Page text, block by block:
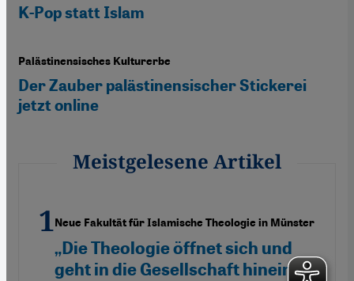
K-Pop statt Islam
Palästinensisches Kulturerbe
Der Zauber palästinensischer Stickerei
jetzt online
Meistgelesene Artikel
Neue Fakultät für Islamische Theologie in Münster
„Die Theologie öffnet sich und
geht in die Gesellschaft hinein“